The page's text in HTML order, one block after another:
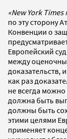
«New York Times
по эту сторону
Конвенции о
Европейский
между
доказательств,
как раз
не всегда
должна быть
должны быть
этими целями
применяет